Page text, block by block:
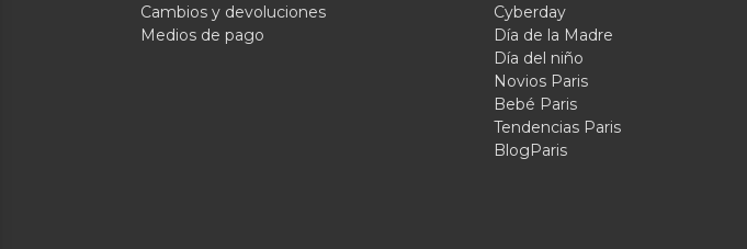
Cambios y devoluciones
Medios de pago
Cyberday
Día de la Madre
Día del niño
Novios Paris
Bebé Paris
Tendencias Paris
BlogParis